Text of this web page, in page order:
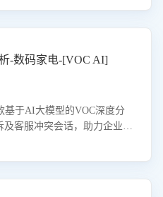
服服务效率和质量，帮助企
-数码家电-[VOC AI]
基于AI大模型的VOC深度分
客服冲突会话，助力企业精
客观评估客服应对合理性与